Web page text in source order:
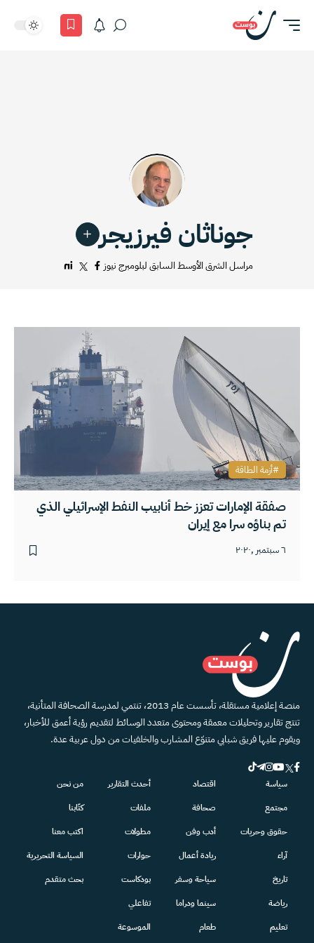
جوناثان فيرزيجر
مراسل الشرق الأوسط السابق لبلومبرج نيوز
صفقة الإمارات تعزز خط أنابيب النفط الإسرائيلي الذي
تم بناؤه سرا مع إيران
٦ سبتمبر ,٢٠٢٠
أزمة الطاقة
منصة إعلامية مستقلة، تأسست عام 2013، تنتمي لمدرسة الصحافة المتأنية،
تنتج تقارير وتحليلات معمقة ومحتوى متعدد الوسائط لتقديم رؤية أعمق للأخبار،
ويقوم عليها فريق شبابي متنوّع المشارب والخلفيات من دول عربية عدة.
سياسة
مجتمع
حقوق وحريات
آراء
تاريخ
رياضة
تعليم
اقتصاد
صحافة
أدب وفن
ريادة أعمال
سياحة وسفر
سينما ودراما
طعام
أحدث التقارير
ملفات
مطولات
حوارات
بودكاست
تفاعلي
الموسوعة
من نحن
كتّابنا
اكتب معنا
السياسة التحريرية
بحث متقدم